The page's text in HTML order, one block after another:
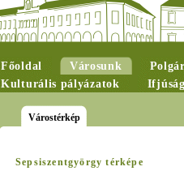
Főoldal Városunk
Kulturális pályázatok
Várostérkép
Sepsiszentgyörgy térképe